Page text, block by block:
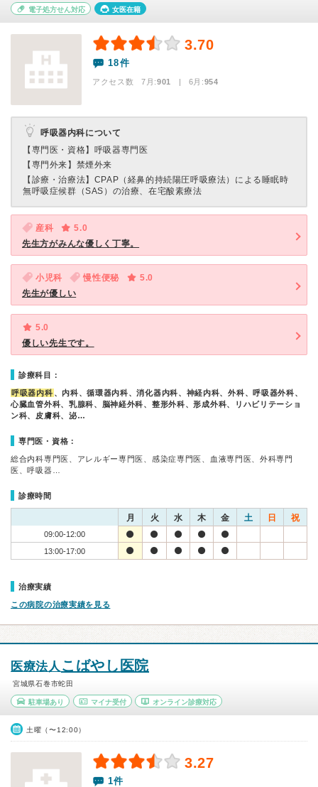
電子処方せん対応 女医在籍
3.70
18件
アクセス数 7月:901 | 6月:954
呼吸器内科について
【専門医・資格】 呼吸器専門医
【専門外来】 禁煙外来
【診療・治療法】 CPAP（経鼻的持続陽圧呼吸療法）による睡眠時
無呼吸症候群（SAS）の治療、在宅酸素療法
産科
5.0
先生方がみんな優しく丁寧。
小児科 慢性便秘
5.0
先生が優しい
5.0
優しい先生です。
診療科目：
呼吸器内科 、内科、循環器内科、消化器内科、神経内科、外科、呼吸器外科、
心臓血管外科、乳腺科、脳神経外科、整形外科、形成外科、リハビリテーショ
ン科、皮膚科、泌…
専門医・資格：
総合内科専門医、アレルギー専門医、感染症専門医、血液専門医、外科専門
医、呼吸器…
診療時間
月 火 水 木 金 土 日 祝
09:00-12:00
13:00-17:00
治療実績
この病院の治療実績を見る
医療法人 こばやし医院
宮城県石巻市蛇田
駐車場あり マイナ受付 オンライン診療対応
土曜（〜12:00）
3.27
1件